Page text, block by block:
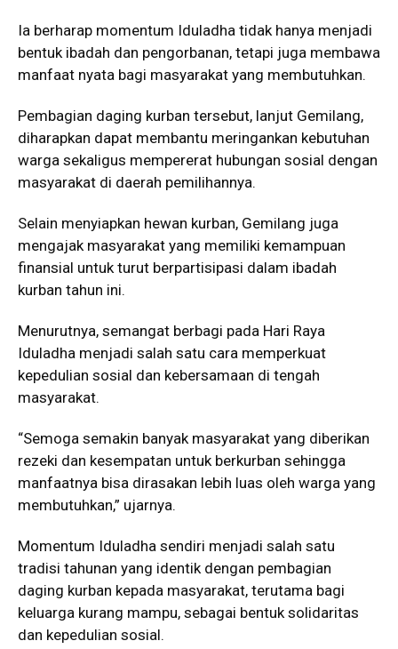
Ia berharap momentum Iduladha tidak hanya menjadi
bentuk ibadah dan pengorbanan, tetapi juga membawa
manfaat nyata bagi masyarakat yang membutuhkan.
Pembagian daging kurban tersebut, lanjut Gemilang,
diharapkan dapat membantu meringankan kebutuhan
warga sekaligus mempererat hubungan sosial dengan
masyarakat di daerah pemilihannya.
Selain menyiapkan hewan kurban, Gemilang juga
mengajak masyarakat yang memiliki kemampuan
finansial untuk turut berpartisipasi dalam ibadah
kurban tahun ini.
Menurutnya, semangat berbagi pada Hari Raya
Iduladha menjadi salah satu cara memperkuat
kepedulian sosial dan kebersamaan di tengah
masyarakat.
“Semoga semakin banyak masyarakat yang diberikan
rezeki dan kesempatan untuk berkurban sehingga
manfaatnya bisa dirasakan lebih luas oleh warga yang
membutuhkan,” ujarnya.
Momentum Iduladha sendiri menjadi salah satu
tradisi tahunan yang identik dengan pembagian
daging kurban kepada masyarakat, terutama bagi
keluarga kurang mampu, sebagai bentuk solidaritas
dan kepedulian sosial.